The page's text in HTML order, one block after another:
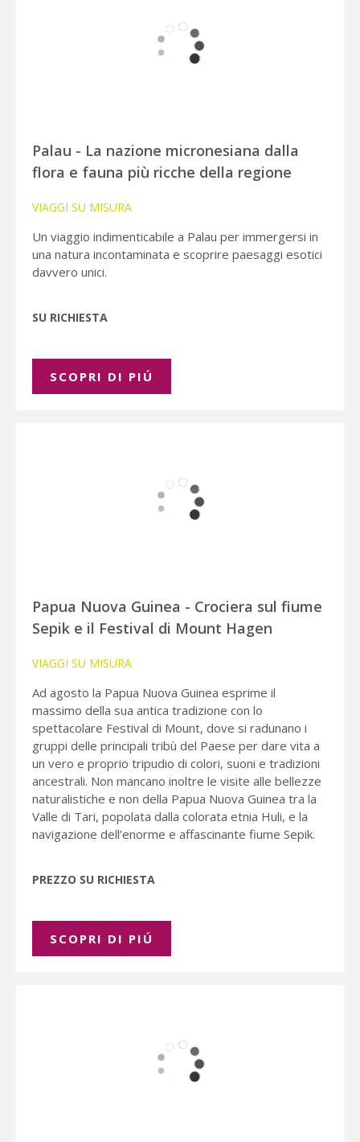
Palau - La nazione micronesiana dalla
flora e fauna più ricche della regione
VIAGGI SU MISURA
Un viaggio indimenticabile a Palau per immergersi in
una natura incontaminata e scoprire paesaggi esotici
davvero unici.
SU RICHIESTA
SCOPRI DI PIÚ
Papua Nuova Guinea - Crociera sul fiume
Sepik e il Festival di Mount Hagen
VIAGGI SU MISURA
Ad agosto la Papua Nuova Guinea esprime il
massimo della sua antica tradizione con lo
spettacolare Festival di Mount, dove si radunano i
gruppi delle principali tribù del Paese per dare vita a
un vero e proprio tripudio di colori, suoni e tradizioni
ancestrali. Non mancano inoltre le visite alle bellezze
naturalistiche e non della Papua Nuova Guinea tra la
Valle di Tari, popolata dalla colorata etnia Huli, e la
navigazione dell’enorme e affascinante fiume Sepik.
PREZZO SU RICHIESTA
SCOPRI DI PIÚ